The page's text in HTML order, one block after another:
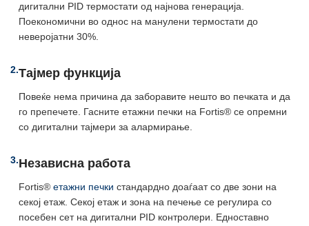
дигитални PID термостати од најнова генерација.
Поекономични во однос на манулени термостати до
неверојатни 30%.
2.Тајмер функција
Повеќе нема причина да заборавите нешто во печката и да
го препечете. Гасните етажни печки на Fortis® се опремни
со дигитални тајмери за алармирање.
3.Независна работа
Fortis® етажни печки стандардно доаѓаат со две зони на
секој етаж. Секој етаж и зона на печење се регулира со
посебен сет на дигитални PID контролери. Едноставно